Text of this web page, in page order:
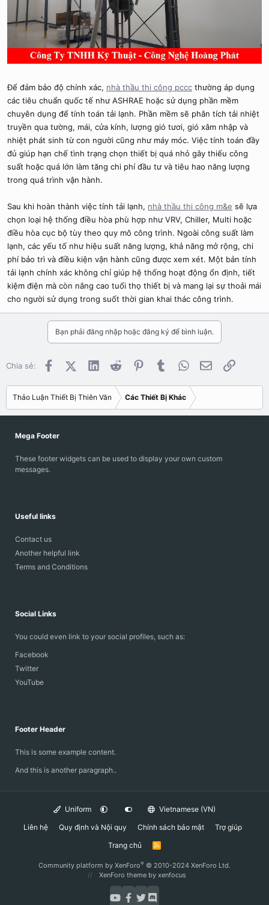
Để đảm bảo độ chính xác, nhà thầu thi công pccc thường áp dụng
các tiêu chuẩn quốc tế như ASHRAE hoặc sử dụng phần mềm
chuyên dụng để tính toán tải lạnh. Phần mềm sẽ phân tích tải nhiệt
truyền qua tường, mái, cửa kính, lượng gió tươi, gió xâm nhập và
nhiệt phát sinh từ con người cũng như máy móc. Việc tính toán đầy
đủ giúp hạn chế tình trạng chọn thiết bị quá nhỏ gây thiếu công
suất hoặc quá lớn làm tăng chi phí đầu tư và tiêu hao năng lượng
trong quá trình vận hành.
Sau khi hoàn thành việc tính tải lạnh, nhà thầu thi công m&e sẽ lựa
chọn loại hệ thống điều hòa phù hợp như VRV, Chiller, Multi hoặc
điều hòa cục bộ tùy theo quy mô công trình. Ngoài công suất làm
lạnh, các yếu tố như hiệu suất năng lượng, khả năng mở rộng, chi
phí bảo trì và điều kiện vận hành cũng được xem xét. Một bản tính
tải lạnh chính xác không chỉ giúp hệ thống hoạt động ổn định, tiết
kiệm điện mà còn nâng cao tuổi thọ thiết bị và mang lại sự thoải mái
cho người sử dụng trong suốt thời gian khai thác công trình.
Bạn phải đăng nhập hoặc đăng ký để bình luận.
Chia sẻ: FacebookX (Twitter)
LinkedInReddit PinterestTumblrWhatsApp
Email Link
Thảo Luận Thiết Bị Thiên Văn Các Thiết Bị Khác
Mega Footer
These footer widgets can be used to display your own custom
messages.
Useful links
Contact us
Another helpful link
Terms and Conditions
Social Links
You could even link to your social profiles, such as:
Facebook
Twitter
YouTube
Footer Header
This is some example content.
And this is another paragraph..
Uniform
Vietnamese (VN)
Liên hệ
Quy định và Nội quy Chính sách bảo mật
Trợ giúp
Trang chủ
R
Community platform by XenForo® © 2010-2024 XenForo Ltd.
XenForo theme by xenfocus